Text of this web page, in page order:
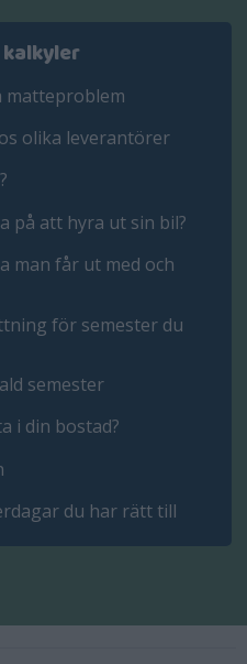
matteproblem
olika leverantörer
på att hyra ut sin bil?
man får ut med och
för semester du
semester
i din bostad?
du har rätt till